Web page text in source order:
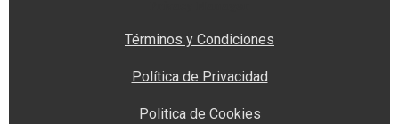
Términos y Condiciones
Política de Privacidad
Politica de Cookies